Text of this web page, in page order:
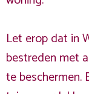
Let erop dat in
bestreden met
te beschermen.